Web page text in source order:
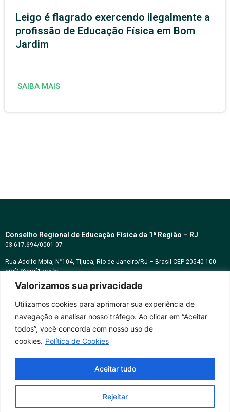
Valorizamos sua privacidade
Utilizamos cookies para aprimorar sua experiência de
navegação e analisar nosso tráfego. Ao clicar em “Aceitar
todos”, você concorda com nosso uso de
cookies. Política de Cookies
Rejeitar
Aceitar tudo
Leigo é flagrado exercendo ilegalmente a
profissão de Educação Física em Bom
Jardim
SAIBA MAIS
Conselho Regional de Educação Física da 1ª Região – RJ
03.617.694/0001-07
Rua Adolfo Mota, N°104, Tijuca, Rio de Janeiro/RJ – Brasil CEP 20540-100
cref1@cref1.org.br
Assessoria de comunicação:
Horários de atendimento:
Whatsapp: (21) 2569-2398